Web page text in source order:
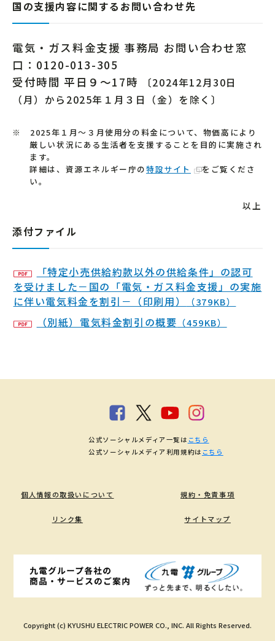
国の支援内容に関するお問い合わせ先
電気・ガス料金支援 事務局 お問い合わせ窓
口：0120-013-305
受付時間 平日９～17時
〔2024年12月30日
（月）から2025年１月３日（金）を除く〕
※ 2025年１月～３月使用分の料金について、物価高により
厳しい状況にある生活者を支援することを目的に実施され
ます。
詳細は、資源エネルギー庁の特設サイト
をご覧くださ
い。
以上
添付ファイル
「特定小売供給約款以外の供給条件」の認可
を受けました－国の「電気・ガス料金支援」の実施
に伴い電気料金を割引－（印刷用）
（379KB）
（別紙）電気料金割引の概要 （459KB）
個人情報の取扱いについて 規約・免責事項
リンク集 サイトマップ
Copyright (c) KYUSHU ELECTRIC POWER CO., INC. All Rights Reserved.
公式ソーシャルメディア一覧は こちら
公式ソーシャルメディア利用規約は こちら